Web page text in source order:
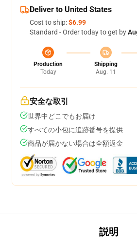
Deliver to United States
Cost to ship:$6.99
Standard - Order today to get by
Production
Today
Shipping
Aug. 11
安全な取引
世界中どこでもお届け
すべての小包に追跡番号を提供
商品が届かない場合は全額返金
説明